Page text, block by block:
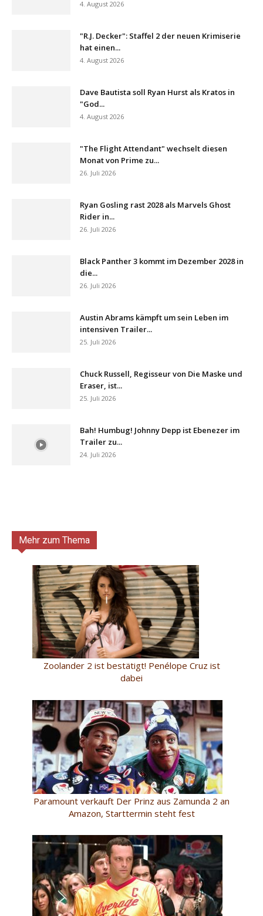
4. August 2026
"R.J. Decker": Staffel 2 der neuen Krimiserie
hat einen...
4. August 2026
Dave Bautista soll Ryan Hurst als Kratos in
"God...
4. August 2026
"The Flight Attendant" wechselt diesen
Monat von Prime zu...
26. Juli 2026
Ryan Gosling rast 2028 als Marvels Ghost
Rider in...
26. Juli 2026
Black Panther 3 kommt im Dezember 2028 in
die...
26. Juli 2026
Austin Abrams kämpft um sein Leben im
intensiven Trailer...
25. Juli 2026
Chuck Russell, Regisseur von Die Maske und
Eraser, ist...
25. Juli 2026
Bah! Humbug! Johnny Depp ist Ebenezer im
Trailer zu...
24. Juli 2026
Mehr zum Thema
Zoolander 2 ist bestätigt! Penélope Cruz ist
dabei
Paramount verkauft Der Prinz aus Zamunda 2 an
Amazon, Starttermin steht fest